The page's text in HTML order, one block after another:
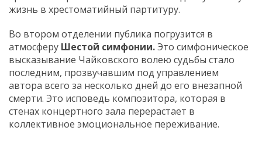
жизнь в хрестоматийный партитуру.
Во втором отделении публика погрузится в
атмосферу Шестой симфонии.Это симфоническое
высказывание Чайковского волею судьбы стало
последним, прозвучавшим под управлением
автора всего за несколько дней до его внезапной
смерти. Это исповедь композитора, которая в
стенах концертного зала перерастает в
коллективное эмоциональное переживание.